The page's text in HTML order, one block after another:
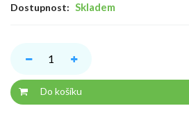
Dostupnost: Skladem
Do košíku